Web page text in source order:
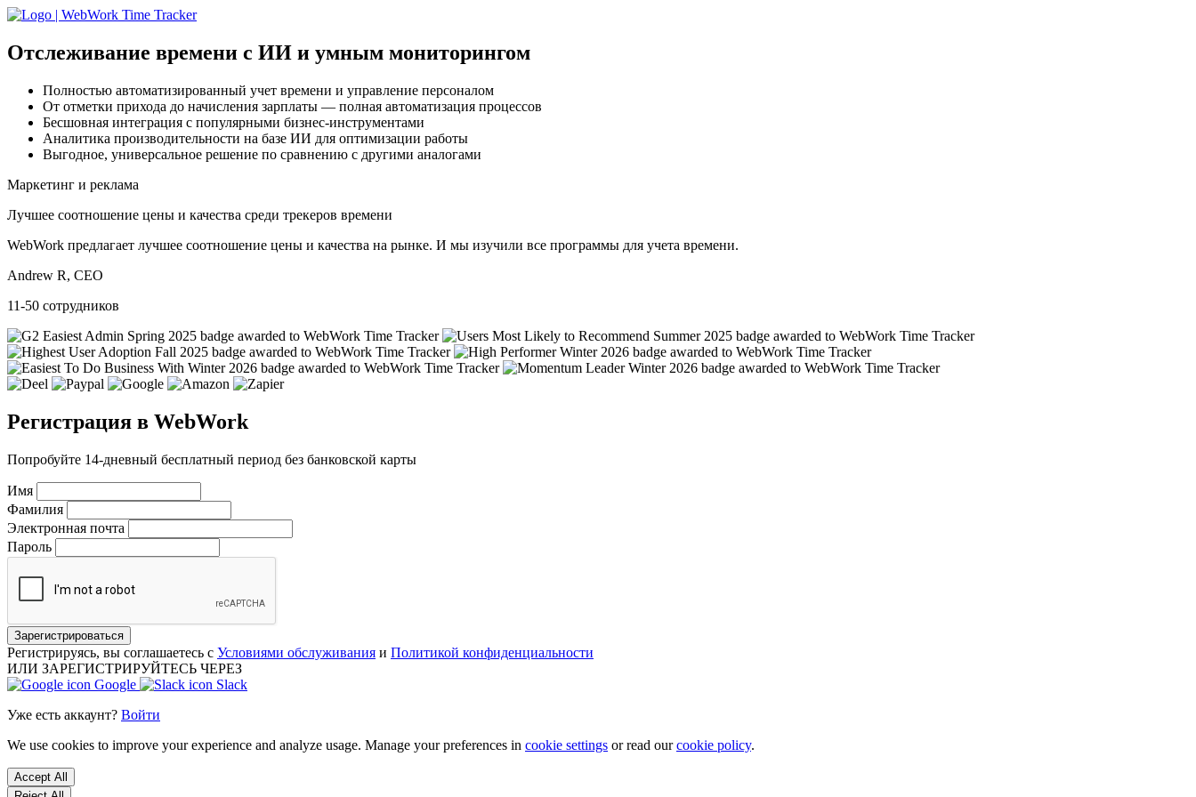
Отслеживание времени с ИИ и умным мониторингом
Полностью автоматизированный учет времени и управление персоналом
От отметки прихода до начисления зарплаты — полная автоматизация процессов
Бесшовная интеграция с популярными бизнес-инструментами
Аналитика производительности на базе ИИ для оптимизации работы
Выгодное, универсальное решение по сравнению с другими аналогами
Маркетинг и реклама
Лучшее соотношение цены и качества среди трекеров времени
WebWork предлагает лучшее соотношение цены и качества на рынке. И мы изучили все программы для учета времени.
Andrew R, CEO
11-50 сотрудников
Регистрация в WebWork
Попробуйте 14-дневный бесплатный период без банковской карты
Имя
Фамилия
Электронная почта
Пароль
Зарегистрироваться
Регистрируясь, вы соглашаетесь с Условиями обслуживания и Политикой конфиденциальности
ИЛИ ЗАРЕГИСТРИРУЙТЕСЬ ЧЕРЕЗ
Google
Slack
Уже есть аккаунт? Войти
We use cookies to improve your experience and analyze usage. Manage your preferences in cookie settings or read ourcookie policy.
Accept All